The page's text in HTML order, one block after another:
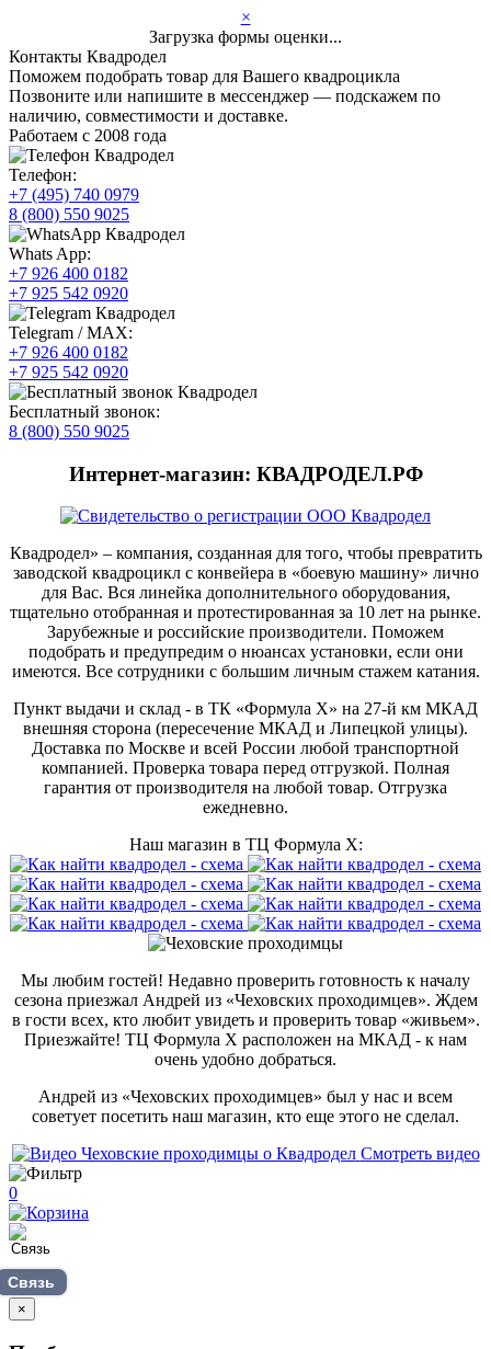
×
Загрузка формы оценки...
Контакты Квадродел
Поможем подобрать товар для Вашего квадроцикла
Позвоните или напишите в мессенджер — подскажем по
наличию, совместимости и доставке.
Работаем с 2008 года
Телефон:
+7 (495) 740 0979
8 (800) 550 9025
Whats App:
+7 926 400 0182
+7 925 542 0920
Telegram / MAX:
+7 926 400 0182
+7 925 542 0920
Бесплатный звонок:
8 (800) 550 9025
Интернет-магазин: КВАДРОДЕЛ.РФ
Квадродел» – компания, созданная для того, чтобы превратить
заводской квадроцикл с конвейера в «боевую машину» лично
для Вас. Вся линейка дополнительного оборудования,
тщательно отобранная и протестированная за 10 лет на рынке.
Зарубежные и российские производители. Поможем
подобрать и предупредим о нюансах установки, если они
имеются. Все сотрудники с большим личным стажем катания.
Пункт выдачи и склад - в ТК «Формула X» на 27-й км МКАД
внешняя сторона (пересечение МКАД и Липецкой улицы).
Доставка по Москве и всей России любой транспортной
компанией. Проверка товара перед отгрузкой. Полная
гарантия от производителя на любой товар. Отгрузка
ежедневно.
Наш магазин в ТЦ Формула Х:
Мы любим гостей! Недавно проверить готовность к началу
сезона приезжал Андрей из «Чеховских проходимцев». Ждем
в гости всех, кто любит увидеть и проверить товар «живьем».
Приезжайте! ТЦ Формула Х расположен на МКАД - к нам
очень удобно добраться.
Андрей из «Чеховских проходимцев» был у нас и всем
советует посетить наш магазин, кто еще этого не сделал.
Смотреть видео
0
Связь
×